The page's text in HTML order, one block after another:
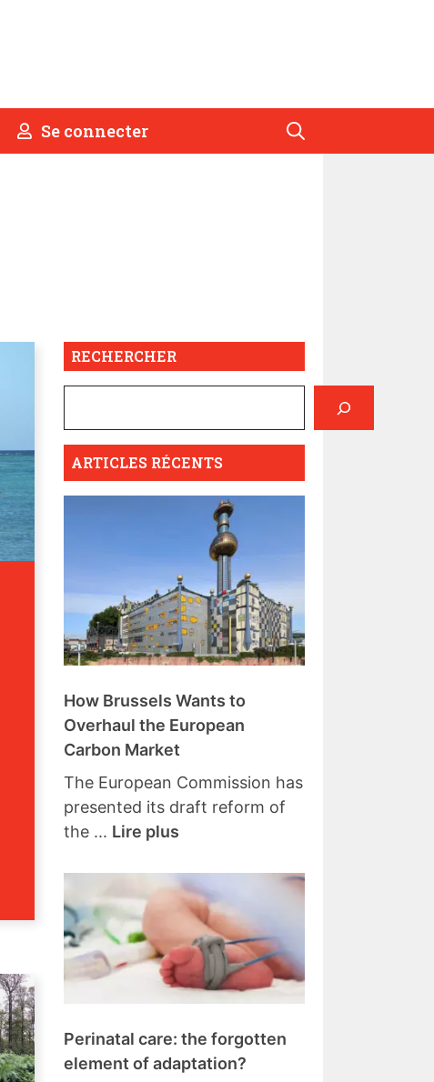
Se connecter
RECHERCHER
ARTICLES RÉCENTS
How Brussels Wants to
Overhaul the European
Carbon Market
The European Commission has
presented its draft reform of
the ... Lire plus
Perinatal care: the forgotten
element of adaptation?